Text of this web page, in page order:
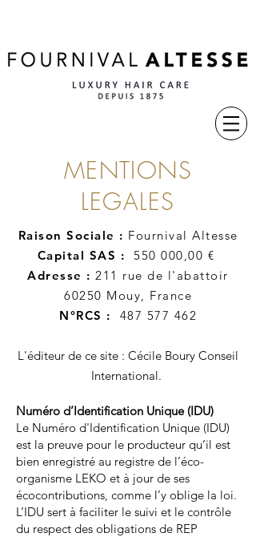
MENTIONS
LEGALES
Raison Sociale : Fournival Altesse
Capital SAS : 550 000,00 €
Adresse :211 rue de l'abattoir
60250 Mouy, France
N°RCS : 487 577 462
L'éditeur de ce site : Cécile Boury Conseil
International.
Numéro d’Identification Unique (IDU)
Le Numéro d'Identification Unique (IDU)
est la preuve pour le producteur qu’il est
bien enregistré au registre de l’éco-
organisme LEKO et à jour de ses
écocontributions, comme l’y oblige la loi.
L’IDU sert à faciliter le suivi et le contrôle
du respect des obligations de REP